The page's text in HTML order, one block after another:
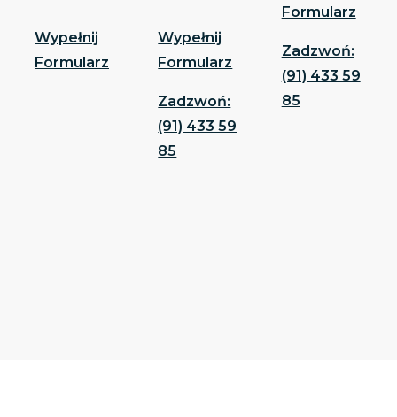
Wypełnij
Formularz
Wypełnij
Formularz
Zadzwoń:
(91) 433 59
85
Formularz
Zadzwoń:
(91) 433 59
85